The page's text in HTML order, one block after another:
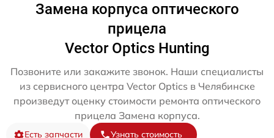
Замена корпуса оптического
прицела
Vector Optics Hunting
Позвоните или закажите звонок. Наши специалисты
из сервисного центра Vector Optics в Челябинске
произведут оценку стоимости ремонта оптического
прицела Замена корпуса.
Есть запчасти Узнать стоимость